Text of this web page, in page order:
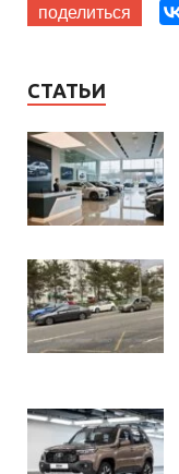
поделиться
СТАТЬИ